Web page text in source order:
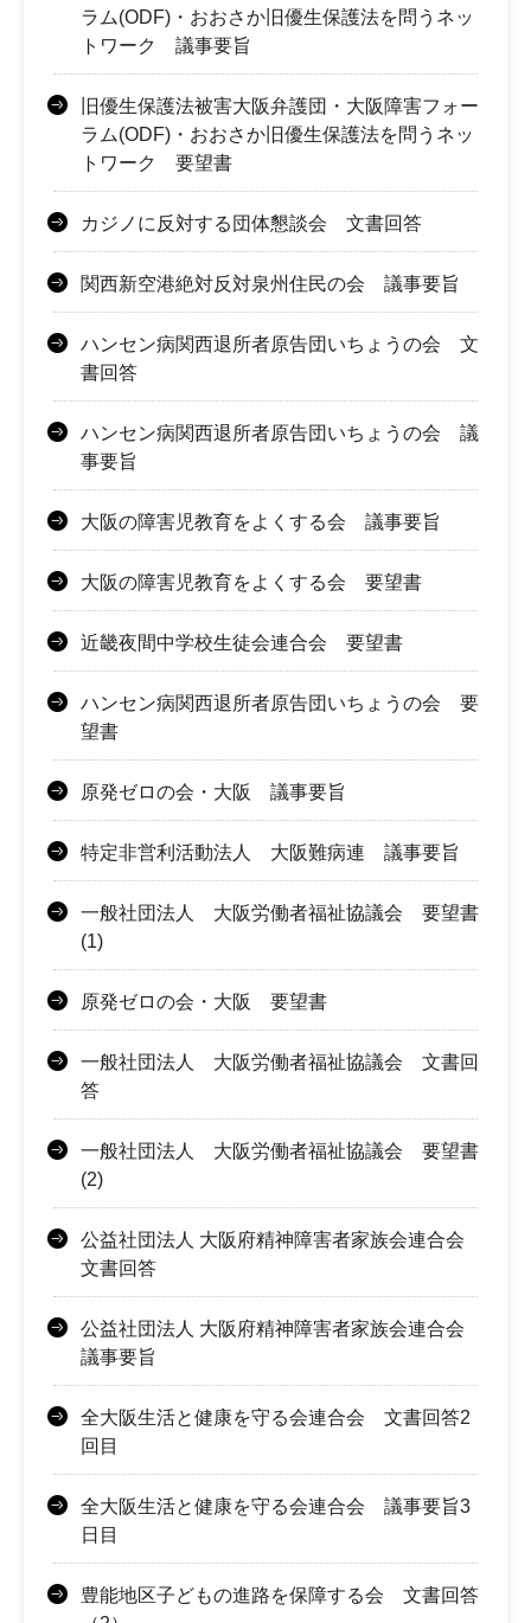
ラム(ODF)・おおさか旧優生保護法を問うネッ
トワーク 議事要旨
旧優生保護法被害大阪弁護団・大阪障害フォー
ラム(ODF)・おおさか旧優生保護法を問うネッ
トワーク 要望書
カジノに反対する団体懇談会 文書回答
関西新空港絶対反対泉州住民の会 議事要旨
ハンセン病関西退所者原告団いちょうの会 文
書回答
ハンセン病関西退所者原告団いちょうの会 議
事要旨
大阪の障害児教育をよくする会 議事要旨
大阪の障害児教育をよくする会 要望書
近畿夜間中学校生徒会連合会 要望書
ハンセン病関西退所者原告団いちょうの会 要
望書
原発ゼロの会・大阪 議事要旨
特定非営利活動法人 大阪難病連 議事要旨
一般社団法人 大阪労働者福祉協議会 要望書
(1)
原発ゼロの会・大阪 要望書
一般社団法人 大阪労働者福祉協議会 文書回
答
一般社団法人 大阪労働者福祉協議会 要望書
(2)
公益社団法人 大阪府精神障害者家族会連合会
文書回答
公益社団法人 大阪府精神障害者家族会連合会
議事要旨
全大阪生活と健康を守る会連合会 文書回答2
回目
全大阪生活と健康を守る会連合会 議事要旨3
日目
豊能地区子どもの進路を保障する会 文書回答